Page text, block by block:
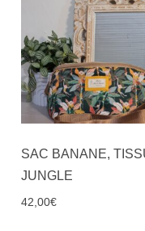
SAC BANANE,
JUNGLE
42,00€